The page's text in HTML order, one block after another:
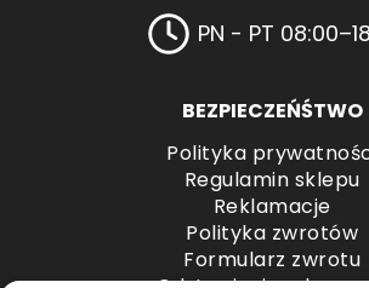
PN - PT
BEZPIECZEŃŚTWO
Polityka
Regulamin sklepu
Reklamacje
Polityka zwrotów
Formularz zwrotu